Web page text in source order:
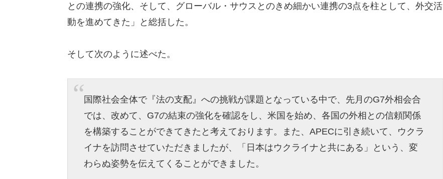
との連携の強化、そして、グローバル・サウスとのきめ細かい連携の3点を柱として、外交活
動を進めてきた」と総括した。
そして次のように述べた。
国際社会全体で『法の支配』への挑戦が課題となっている中で、先月のG7外相会合
では、改めて、G7の結束の強化を確認をし、米国を始め、各国の外相との信頼関係
を構築することができてきたと考えております。また、APECに引き続いて、ウクラ
イナを訪問させていただきましたが、「日本はウクライナと共にある」という、変
わらぬ姿勢を伝えてくることができました。